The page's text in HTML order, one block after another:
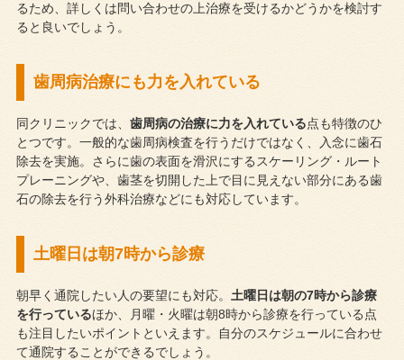
るため、詳しくは問い合わせの上治療を受けるかどうかを検討す
ると良いでしょう。
歯周病治療にも力を入れている
同クリニックでは、 歯周病の治療に力を入れている点も特徴のひ
とつです。一般的な歯周病検査を行うだけではなく、入念に歯石
除去を実施。さらに歯の表面を滑沢にするスケーリング・ルート
プレーニングや、歯茎を切開した上で目に見えない部分にある歯
石の除去を行う外科治療などにも対応しています。
土曜日は朝7時から診療
朝早く通院したい人の要望にも対応。 土曜日は朝の7時から診療
を行っているほか、月曜・火曜は朝8時から診療を行っている点
も注目したいポイントといえます。自分のスケジュールに合わせ
て通院することができるでしょう。